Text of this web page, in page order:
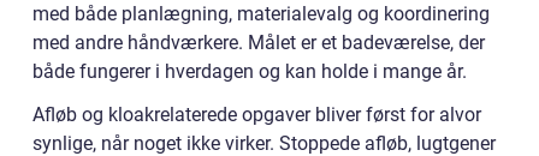
med både planlægning, materialevalg og koordinering
med andre håndværkere. Målet er et badeværelse, der
både fungerer i hverdagen og kan holde i mange år.
Afløb og kloakrelaterede opgaver bliver først for alvor
synlige, når noget ikke virker. Stoppede afløb, lugtgener